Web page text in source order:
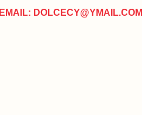
EMAIL: DOLCECY@YMAIL.COM